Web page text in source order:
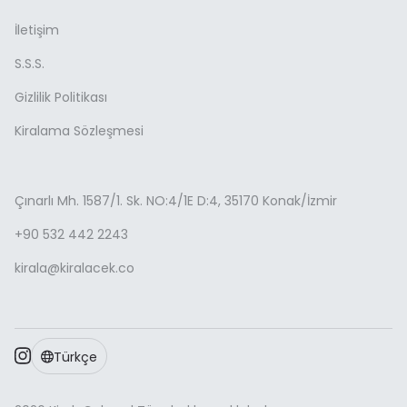
yapmaktayız.
Bu evraklardan eksik olması durumunda
maalesef kiralama yapılmamaktadır.
Bütün evrakları e-devlet üzerinden 2-3 dk
Evrakları WhatsApp üzerinden firmamıza
göndermeniz yeterlidir.
İletişim
S.S.S.
Gizlilik Politikası
Kiralama Sözleşmesi
Çınarlı Mh. 1587/1. Sk. NO:4/1E D:4, 35170 Konak/İzmir
+90 532 442 2243
kirala@kiralacek.co
Türkçe